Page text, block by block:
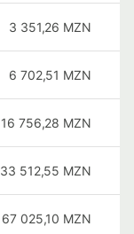
3 351,26 MZN
6 702,51 MZN
16 756,28 MZN
33 512,55 MZN
67 025,10 MZN